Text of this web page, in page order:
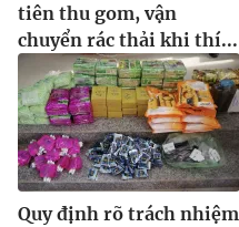
tiên thu gom, vận
chuyển rác thải khi thí...
Quy định rõ trách nhiệm